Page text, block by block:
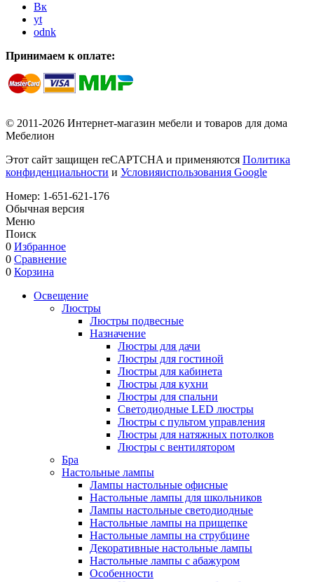
Вк
yt
odnk
Принимаем к оплате:
© 2011-2026 Интернет-магазин мебели и товаров для дома
Мебелион
Этот сайт защищен reCAPTCHA и применяются Политика
конфиденциальности и Условияиспользования Google
Номер: 1-651-621-176
Обычная версия
Меню
Поиск
0 Избранное
0 Сравнение
0 Корзина
Освещение
Люстры
Люстры подвесные
Назначение
Люстры для дачи
Люстры для гостиной
Люстры для кабинета
Люстры для кухни
Люстры для спальни
Светодиодные LED люстры
Люстры с пультом управления
Люстры для натяжных потолков
Люстры с вентилятором
Бра
Настольные лампы
Лампы настольные офисные
Настольные лампы для школьников
Лампы настольные светодиодные
Настольные лампы на прищепке
Настольные лампы на струбцине
Декоративные настольные лампы
Настольные лампы с абажуром
Особенности